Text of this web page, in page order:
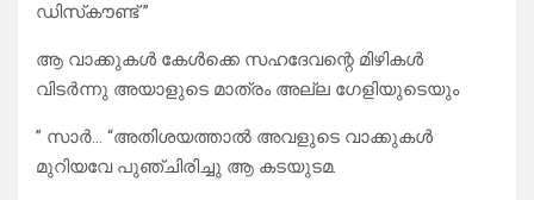
ഡിസ്‌കൗണ്ട് ”
ആ വാക്കുകൾ കേൾക്കെ സഹദേവന്റെ മിഴികൾ
വിടർന്നു അയാളുടെ മാത്രം അല്ല ഗേളിയുടെയും
” സാർ… “അതിശയത്താൽ അവളുടെ വാക്കുകൾ
മുറിയവേ പുഞ്ചിരിച്ചു ആ കടയുടമ.